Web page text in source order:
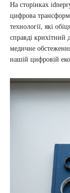
На сторінках
цифрова
технології, які
справді крихітний
медичне
нашій цифровій